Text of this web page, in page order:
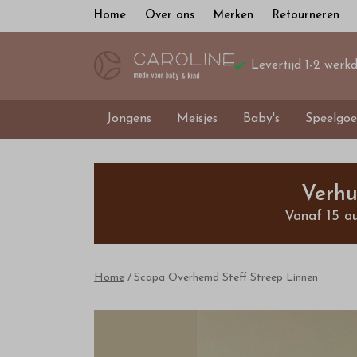
Home Over ons Merken Retourneren
Levertijd 1-2
Jongens Meisjes Baby's
Scapa
Steff
Streep
Vanaf 15
Home Scapa Overhemd Steff Streep Linnen